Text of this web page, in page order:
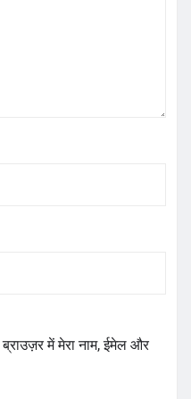
में मेरा नाम, ईमेल और